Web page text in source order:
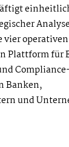
vier
Plattform für
Banken,
und